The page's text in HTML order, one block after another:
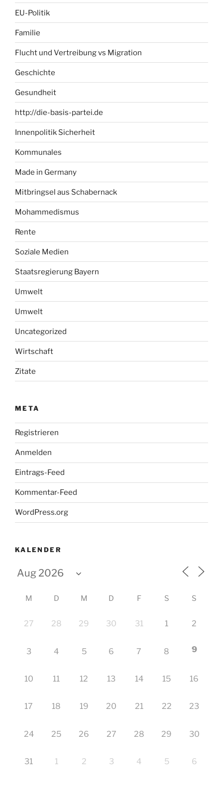
EU-Politik
Familie
Flucht und Vertreibung vs Migration
Geschichte
Gesundheit
http://die-basis-partei.de
Innenpolitik Sicherheit
Kommunales
Made in Germany
Mitbringsel aus Schabernack
Mohammedismus
Rente
Soziale Medien
Staatsregierung Bayern
Umwelt
Umwelt
Uncategorized
Wirtschaft
Zitate
META
Registrieren
Anmelden
Eintrags-Feed
Kommentar-Feed
WordPress.org
KALENDER
M D M D F S S
27 28 29 30 31 1 2
3 4 5 6 7 8 9
10 11 12 13 14 15 16
17 18 19 20 21 22 23
24 25 26 27 28 29 30
31 1 2 3 4 5 6